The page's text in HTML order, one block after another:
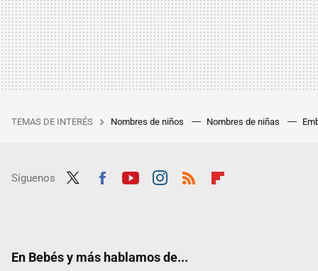
TEMAS DE INTERÉS Nombres de niños Nombres de niñas
Síguenos
En Bebés y más hablamos de...